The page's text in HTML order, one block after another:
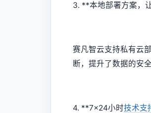
3. **本地部署方案，
赛凡智云支持私有云
断，提升了数据的安
4. **7x24小时技术支